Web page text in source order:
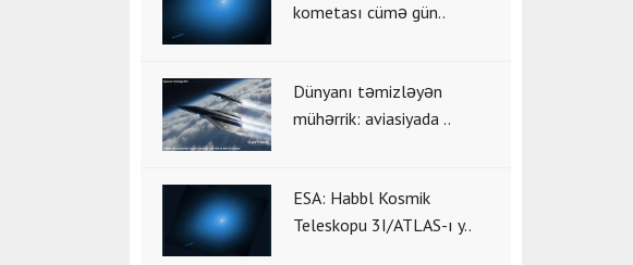
kometası cümə gün..
Dünyanı təmizləyən
mühərrik: aviasiyada ..
ESA: Habbl Kosmik
Teleskopu 3I/ATLAS-ı y..